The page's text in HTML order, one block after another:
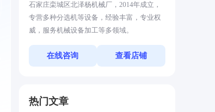
石家庄栾城区北泽杨机械厂，2014年成立，
专营多种分选机等设备，经验丰富，专业权
威，服务机械设备加工等多领域。
在线咨询 查看店铺
热门文章